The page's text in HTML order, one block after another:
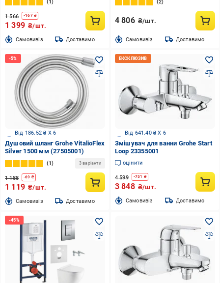
1
1 566 -167₴
1 399 ₴/шт.
Cамовивіз Доставимо
2
4 806 ₴/шт.
Cамовивіз Доставимо
Від 186.52 ₴ X 6
Душовий шланг Grohe VitalioFlex
Silver 1500 мм (27505001)
1 3 варіанти
1 188 -69 ₴
1 119 ₴/шт.
Cамовивіз Доставимо
Від 641.40 ₴ X 6
Змішувач для ванни Grohe Start
Loop 23355001
оцінити
4 599 -751 ₴
3 848 ₴/шт.
Cамовивіз Доставимо